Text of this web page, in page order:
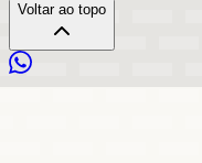
Voltar ao topo